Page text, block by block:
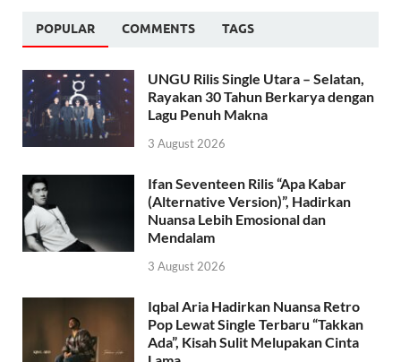
POPULAR COMMENTS TAGS
UNGU Rilis Single Utara – Selatan,
Rayakan 30 Tahun Berkarya dengan
Lagu Penuh Makna
3 August 2026
Ifan Seventeen Rilis “Apa Kabar
(Alternative Version)”, Hadirkan
Nuansa Lebih Emosional dan
Mendalam
3 August 2026
Iqbal Aria Hadirkan Nuansa Retro
Pop Lewat Single Terbaru “Takkan
Ada”, Kisah Sulit Melupakan Cinta